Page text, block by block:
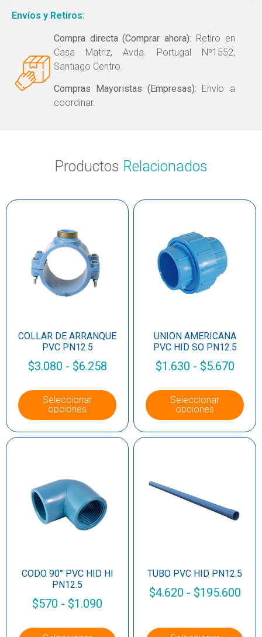
Envíos y Retiros:
Compra directa (Comprar ahora): Retiro en
Casa Matriz, Avda. Portugal Nº1552,
Santiago Centro.
Compras Mayoristas (Empresas): Envío a
coordinar.
Productos Relacionados
COLLAR DE ARRANQUE
PVC PN12.5
$3.080 - $6.258
Seleccionar
opciones
UNION AMERICANA
PVC HID SO PN12.5
$1.630 - $5.670
Seleccionar
opciones
CODO 90° PVC HID HI
PN12.5
$570 - $1.090
TUBO PVC HID PN12.5
$4.620 - $195.600